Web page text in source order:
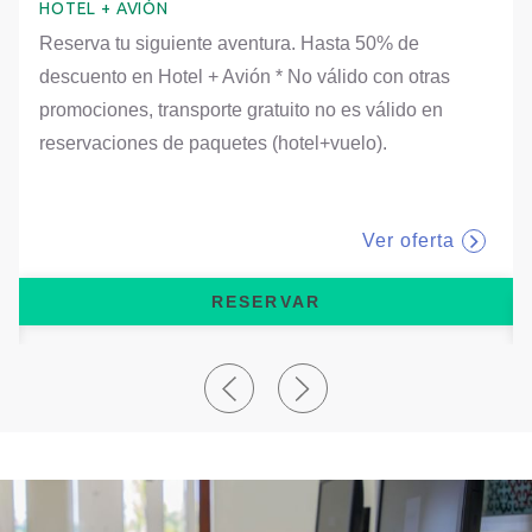
HOTEL + AVIÓN
Reserva tu siguiente aventura. Hasta 50% de
descuento en Hotel + Avión * No válido con otras
promociones, transporte gratuito no es válido en
reservaciones de paquetes (hotel+vuelo).
Ver oferta
RESERVAR